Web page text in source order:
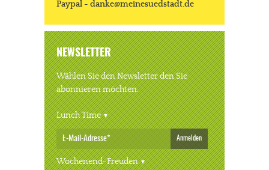
Paypal - danke@meinesuedstadt.de
NEWSLETTER
Wählen Sie den Newsletter den Sie
abonnieren möchten.
Lunch Time
Anmelden
Wochenend-Freuden